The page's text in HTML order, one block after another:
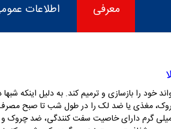
معرفی اطلاعات
خود را بازسازی و ترمیم کند. به دلیل اینکه
مغذی یا ضد لک را در طول شب تا صبح
شب دکتر ژیلا با حجم 50 میلی گرم دارای خاصیت سفت